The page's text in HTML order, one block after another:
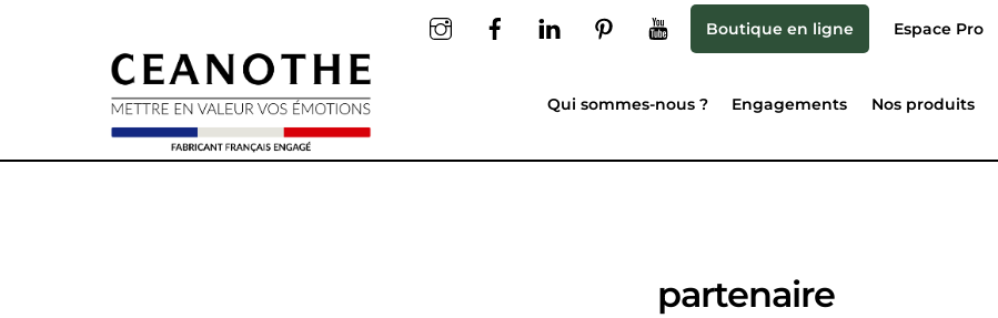
Boutique en ligne Espace Pro
Qui sommes-nous ? Engagements Nos produits
partenaire